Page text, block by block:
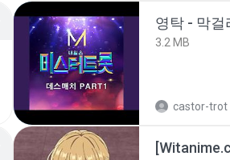
영탁 - 막걸
3.2 MB
castor-trot